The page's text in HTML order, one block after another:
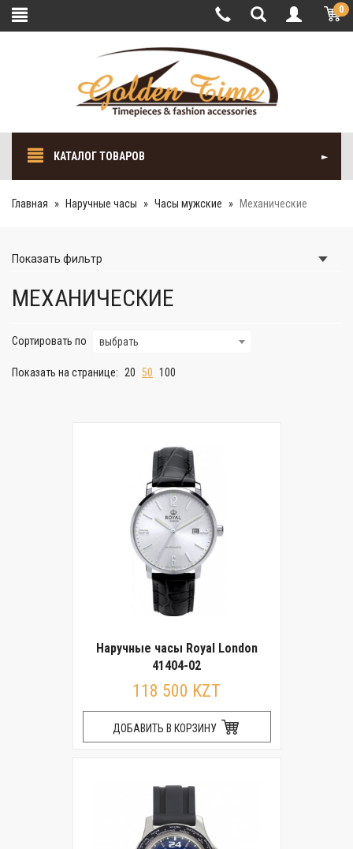
0
КАТАЛОГ ТОВАРОВ
Главная Наручные часы Часы мужские Механические
Показать фильтр
МЕХАНИЧЕСКИЕ
Сортировать по выбрать
Показать на странице: 20 50 100
Наручные часы Royal London
41404-02
118 500 KZT
ДОБАВИТЬ В КОРЗИНУ